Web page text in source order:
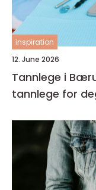
inspiration
12. June 2026
Tannlege i
tannlege for